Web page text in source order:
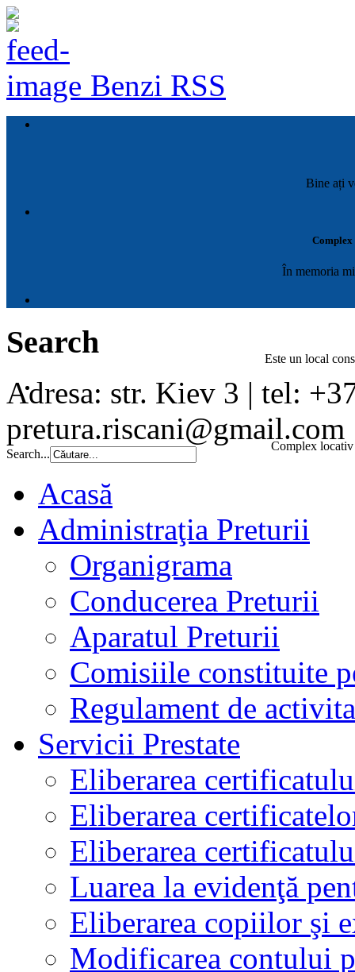
Benzi RSS
Bine ați
În memoria
Este un local
Complex
Search
Adresa: str. Kiev 3 | tel:
pretura.riscani@gmail.com
Search...
Acasă
Administraţia Preturii
Organigrama
Conducerea Preturii
Aparatul Preturii
Comisiile constituite
Regulament de
Servicii Prestate
Eliberarea
Eliberarea
Eliberarea
Luarea la evidenţă
Eliberarea copiilor şi
Modificarea contului